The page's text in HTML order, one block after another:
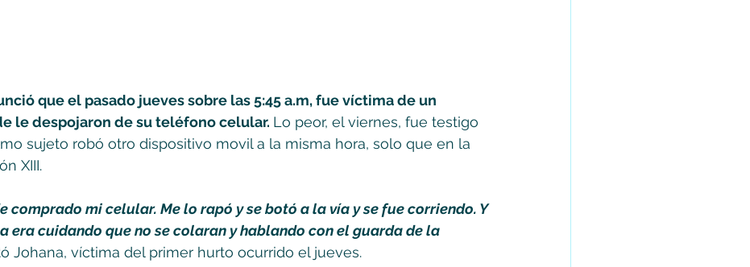
que el pasado jueves sobre las 5:45 a.m, fue víctima de un
le despojaron de su teléfono celular. Lo peor, el viernes, fue testigo
sujeto robó otro dispositivo movil a la misma hora, solo que en la
XIII.
comprado mi celular. Me lo rapó y se botó a la vía y se fue corriendo. Y
era cuidando que no se colaran y hablando con el guarda de la
Johana, víctima del primer hurto ocurrido el jueves.